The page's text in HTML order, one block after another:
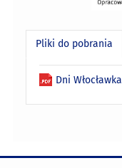
Pliki do pobrania
Dni Włocławka